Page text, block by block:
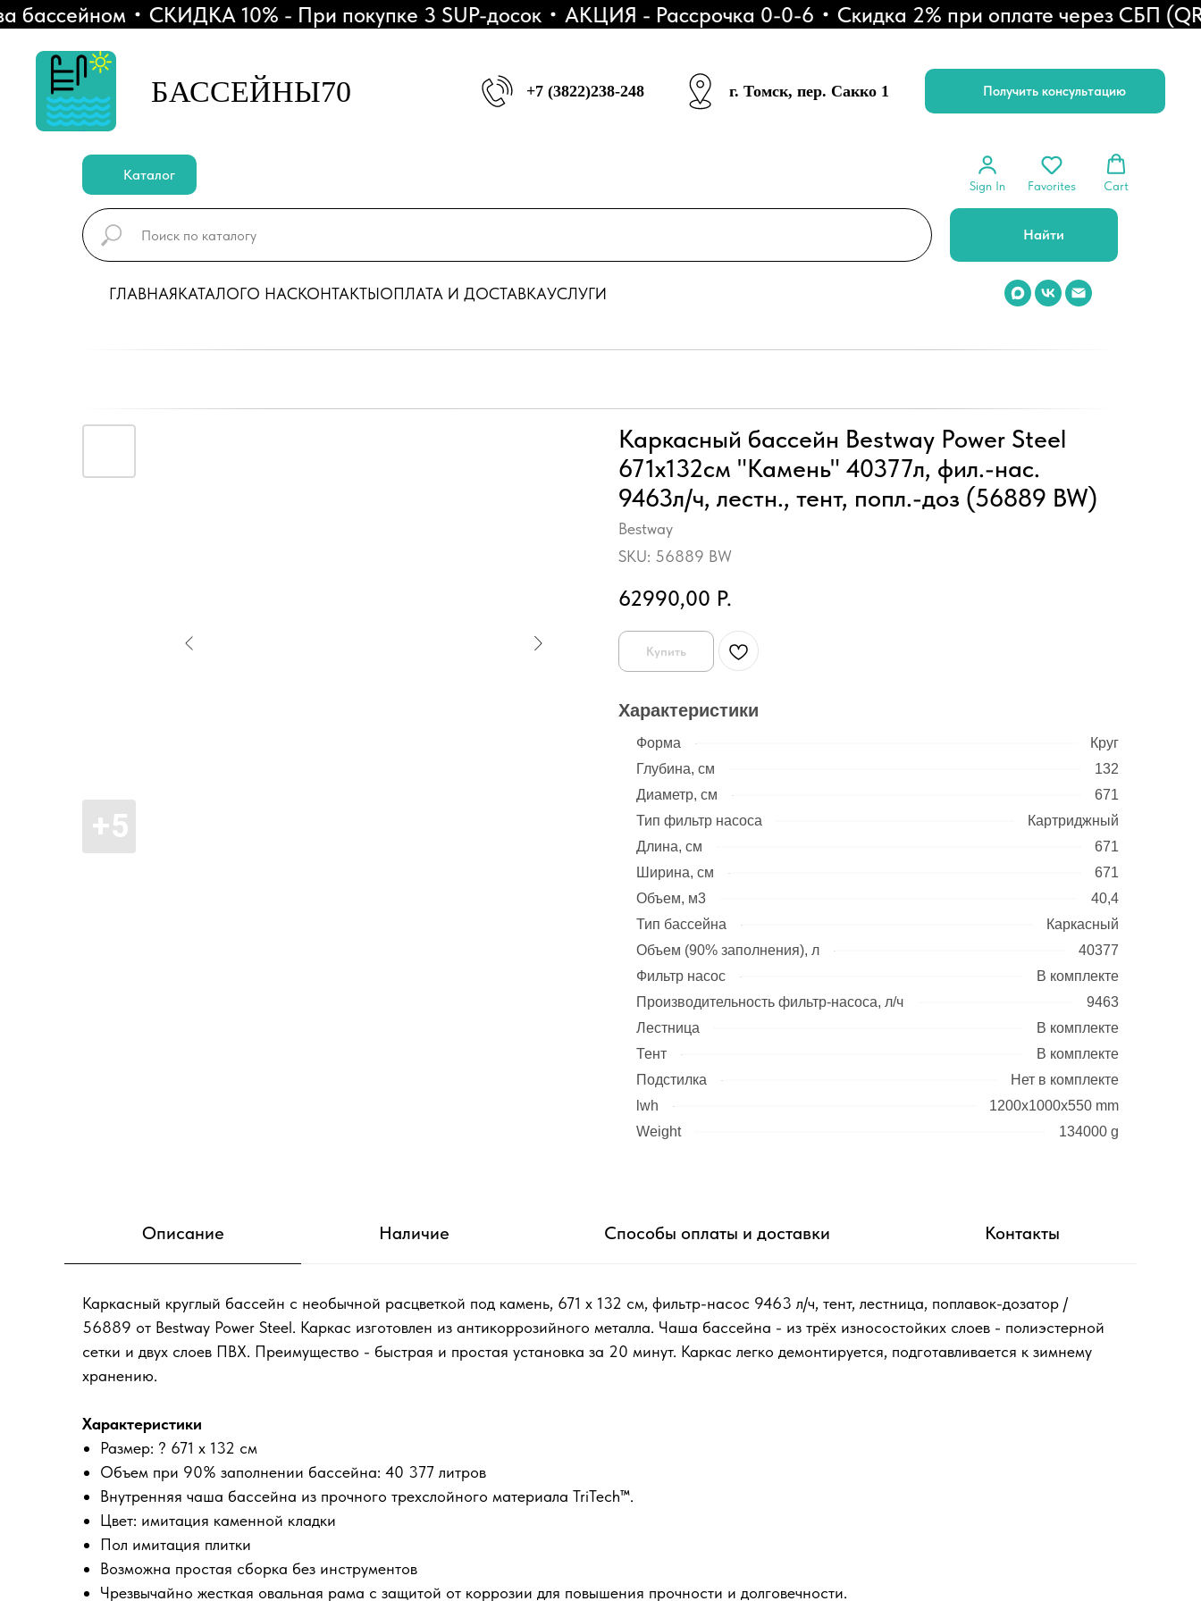
СКИДКА 10% - При покупке 3 SUP-досок АКЦИЯ - Рассрочка 0-0-6 Скидка 2% при оплате через СБП (QR-
БАССЕЙНЫ70 +7 (3822)238-248 г. Томск, пер. Сакко 1 Получить консультацию
Каталог
Sign In Favorites Cart
Найти
ГЛАВНАЯКАТАЛОГО НАСКОНТАКТЫОПЛАТА И ДОСТАВКАУСЛУГИ
Каркасный бассейн Bestway Power Steel
671x132см "Камень" 40377л, фил.-нас.
9463л/ч, лестн., тент, попл.-доз (56889 BW)
Bestway
SKU: 56889 BW
62990,00 Р.
Купить
Характеристики
Форма
Круг
Глубина, см
132
Диаметр, см
671
Тип фильтр насоса
Картриджный
Длина, см
671
Ширина, см
671
Объем, м3
40,4
Тип бассейна
Каркасный
Объем (90% заполнения), л
40377
Фильтр насос
В комплекте
Производительность фильтр-насоса, л/ч
9463
Лестница
В комплекте
Тент
В комплекте
Подстилка
Нет в комплекте
lwh
1200x1000x550 mm
Weight
134000 g
Описание Наличие Способы оплаты и доставки Контакты
Каркасный круглый бассейн с необычной расцветкой под камень, 671 x 132 см, фильтр-насос 9463 л/ч, тент, лестница, поплавок-дозатор /
56889 от Bestway Power Steel. Каркас изготовлен из антикоррозийного металла. Чаша бассейна - из трёх износостойких слоев - полиэстерной
сетки и двух слоев ПВХ. Преимущество - быстрая и простая установка за 20 минут. Каркас легко демонтируется, подготавливается к зимнему
хранению.
Характеристики
Размер: ? 671 x 132 см
Объем при 90% заполнении бассейна: 40 377 литров
Внутренняя чаша бассейна из прочного трехслойного материала TriTech™.
Цвет: имитация каменной кладки
Пол имитация плитки
Возможна простая сборка без инструментов
Чрезвычайно жесткая овальная рама с защитой от коррозии для повышения прочности и долговечности.